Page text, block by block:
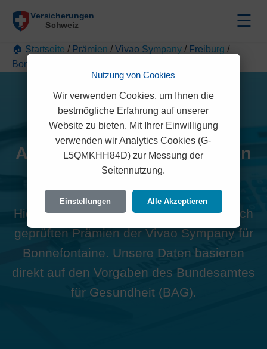
☰
🏠 Startseite / Prämien / Vivao Sympany / Freiburg /
Bonnefontaine
Alle Vivao Sympany Prämien
in Bonnefontaine (1724)
Hier finden Sie die offiziellen und rechtlich
geprüften Prämien der Vivao Sympany für
Bonnefontaine. Unsere Daten basieren
direkt auf den Vorgaben des Bundesamtes
für Gesundheit (BAG).
Nutzung von Cookies
Wir verwenden Cookies, um Ihnen die
bestmögliche Erfahrung auf unserer
Website zu bieten. Mit Ihrer Einwilligung
verwenden wir Analytics Cookies (G-
L5QMKHH84D) zur Messung der
Seitennutzung.
Einstellungen Alle Akzeptieren